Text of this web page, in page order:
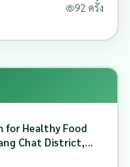
92 ครั้ง
for Healthy Food
Chat District,